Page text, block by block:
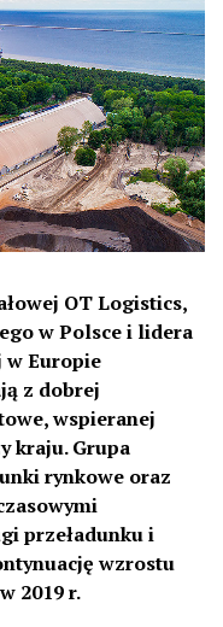
OT Logistics,
w Polsce i lidera
w Europie
z dobrej
wspieranej
kraju. Grupa
rynkowe oraz
przeładunku i
wzrostu
2019 r.